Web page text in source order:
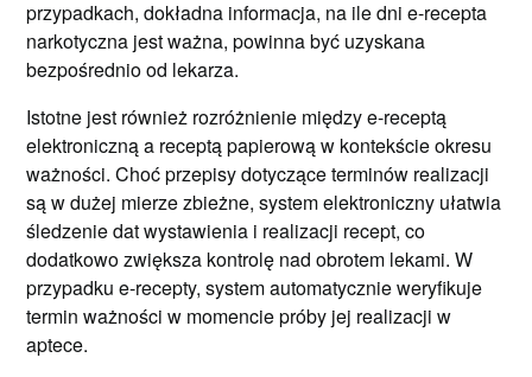
przypadkach, dokładna informacja, na ile dni e-recepta
narkotyczna jest ważna, powinna być uzyskana
bezpośrednio od lekarza.
Istotne jest również rozróżnienie między e-receptą
elektroniczną a receptą papierową w kontekście okresu
ważności. Choć przepisy dotyczące terminów realizacji
są w dużej mierze zbieżne, system elektroniczny ułatwia
śledzenie dat wystawienia i realizacji recept, co
dodatkowo zwiększa kontrolę nad obrotem lekami. W
przypadku e-recepty, system automatycznie weryfikuje
termin ważności w momencie próby jej realizacji w
aptece.